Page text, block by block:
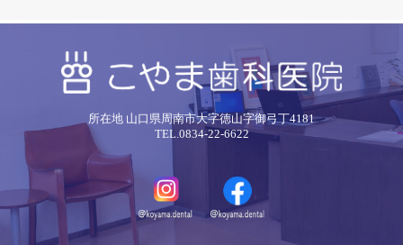
所在地 山口県周南市大字徳山字御弓丁4181
TEL.0834-22-6622